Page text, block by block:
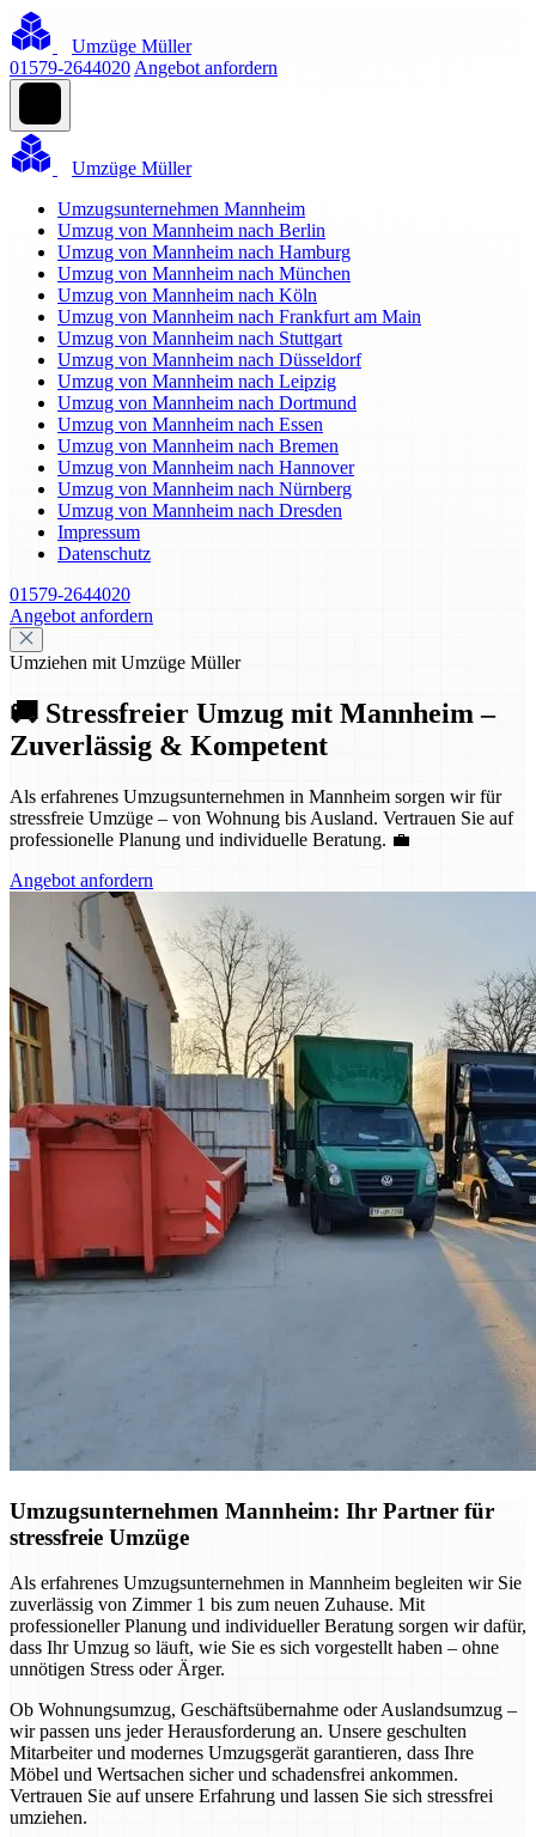
Umzüge Müller
01579-2644020 Angebot anfordern
Umzüge Müller
Umzugsunternehmen Mannheim
Umzug von Mannheim nach Berlin
Umzug von Mannheim nach Hamburg
Umzug von Mannheim nach München
Umzug von Mannheim nach Köln
Umzug von Mannheim nach Frankfurt am Main
Umzug von Mannheim nach Stuttgart
Umzug von Mannheim nach Düsseldorf
Umzug von Mannheim nach Leipzig
Umzug von Mannheim nach Dortmund
Umzug von Mannheim nach Essen
Umzug von Mannheim nach Bremen
Umzug von Mannheim nach Hannover
Umzug von Mannheim nach Nürnberg
Umzug von Mannheim nach Dresden
Impressum
Datenschutz
01579-2644020
Angebot anfordern
Umziehen mit Umzüge Müller
🚚 Stressfreier Umzug mit Mannheim –
Zuverlässig & Kompetent
Als erfahrenes Umzugsunternehmen in Mannheim sorgen wir für
stressfreie Umzüge – von Wohnung bis Ausland. Vertrauen Sie auf
professionelle Planung und individuelle Beratung. 💼
Angebot anfordern
Umzugsunternehmen Mannheim: Ihr Partner für
stressfreie Umzüge
Als erfahrenes Umzugsunternehmen in Mannheim begleiten wir Sie
zuverlässig von Zimmer 1 bis zum neuen Zuhause. Mit
professioneller Planung und individueller Beratung sorgen wir dafür,
dass Ihr Umzug so läuft, wie Sie es sich vorgestellt haben – ohne
unnötigen Stress oder Ärger.
Ob Wohnungsumzug, Geschäftsübernahme oder Auslandsumzug –
wir passen uns jeder Herausforderung an. Unsere geschulten
Mitarbeiter und modernes Umzugsgerät garantieren, dass Ihre
Möbel und Wertsachen sicher und schadensfrei ankommen.
Vertrauen Sie auf unsere Erfahrung und lassen Sie sich stressfrei
umziehen.